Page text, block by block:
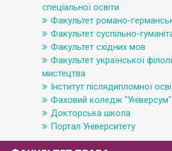
спеціальної освіти
Факультет романо-
Факультет суспільно-
Факультет східних мов
Факультет української
мистецтва
Інститут післядипломної
Фаховий коледж "Універсум"
Докторська школа
Портал Університету